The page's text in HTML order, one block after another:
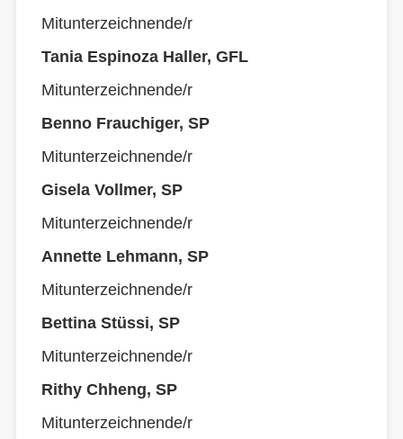
Mitunterzeichnende/r
Tania Espinoza Haller, GFL
Mitunterzeichnende/r
Benno Frauchiger, SP
Mitunterzeichnende/r
Gisela Vollmer, SP
Mitunterzeichnende/r
Annette Lehmann, SP
Mitunterzeichnende/r
Bettina Stüssi, SP
Mitunterzeichnende/r
Rithy Chheng, SP
Mitunterzeichnende/r